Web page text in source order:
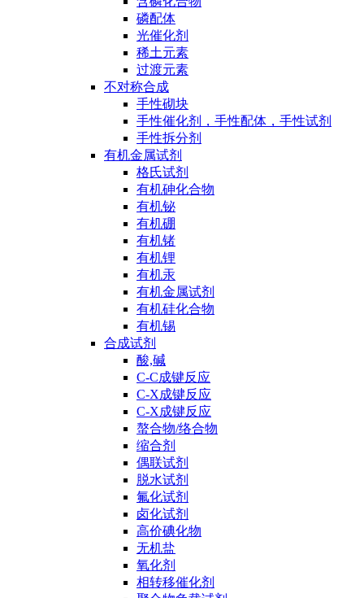
磷配体
光催化剂
稀土元素
过渡元素
不对称合成
手性砌块
手性催化剂，手性配体，手性试剂
手性拆分剂
有机金属试剂
格氏试剂
有机砷化合物
有机铋
有机硼
有机锗
有机锂
有机汞
有机金属试剂
有机硅化合物
有机锡
合成试剂
酸,碱
C-C成键反应
C-X成键反应
C-X成键反应
螯合物/络合物
缩合剂
偶联试剂
脱水试剂
氟化试剂
卤化试剂
高价碘化物
无机盐
氧化剂
相转移催化剂